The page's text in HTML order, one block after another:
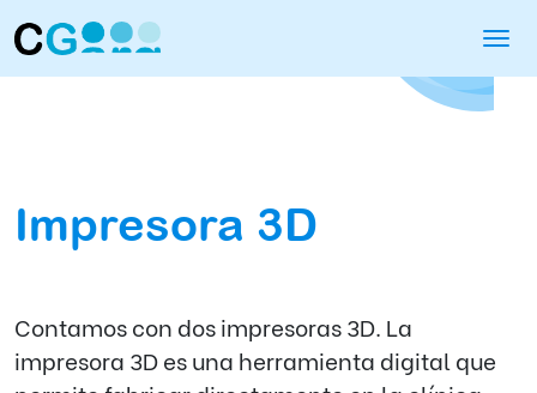
Impresora 3D
Contamos con dos impresoras 3D. La
impresora 3D es una herramienta digital que